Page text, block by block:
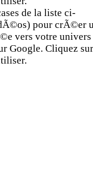
de la liste ci-
pour crÃ©er
vers votre univers
Google. Cliquez sur